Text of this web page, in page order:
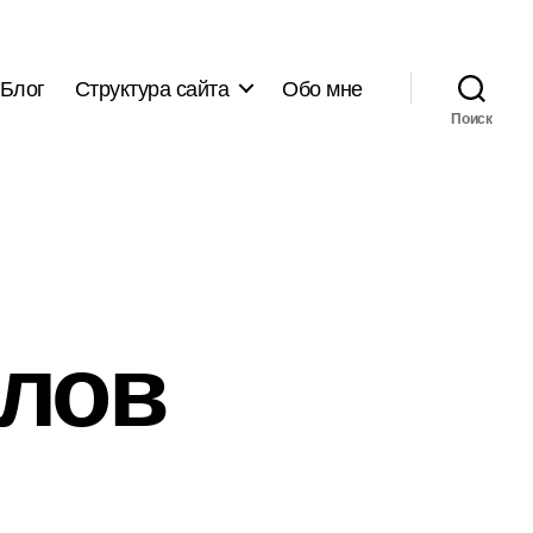
Блог Структура сайта Обо мне
Поиск